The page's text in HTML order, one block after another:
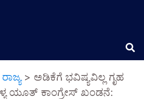
ರಾಜ್ಯ> ಅಡಿಕೆಗೆ ಭವಿಷ್ಯವಿಲ್ಲ ಗೃಹ
ಯೂತ್ ಕಾಂಗ್ರೇಸ್ ಖಂಡನೆ: